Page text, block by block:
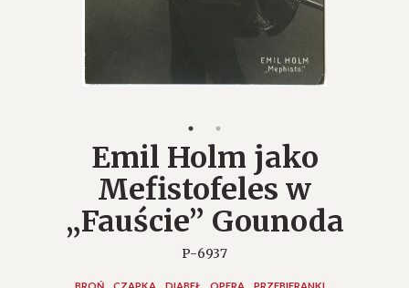
Emil Holm jako
Mefistofeles w
„Fauście” Gounoda
P-6937